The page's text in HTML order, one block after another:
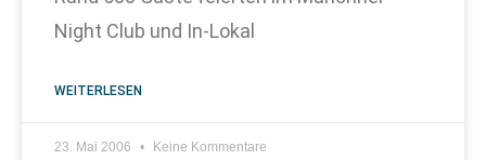
Night Club und In-Lokal
WEITERLESEN
23. Mai 2006 Keine Kommentare